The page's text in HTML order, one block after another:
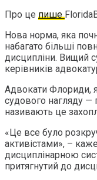
Про це пише
Нова норма, яка
набагато більші
дисципліни. Вищий
керівників
Адвокати Флориди,
судового нагляду
називають це
«Це все було
активістами», –
дисциплінарною
притягнутий до